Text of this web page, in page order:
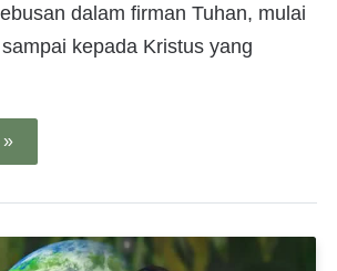
dalam firman Tuhan, mulai
kepada Kristus yang
»